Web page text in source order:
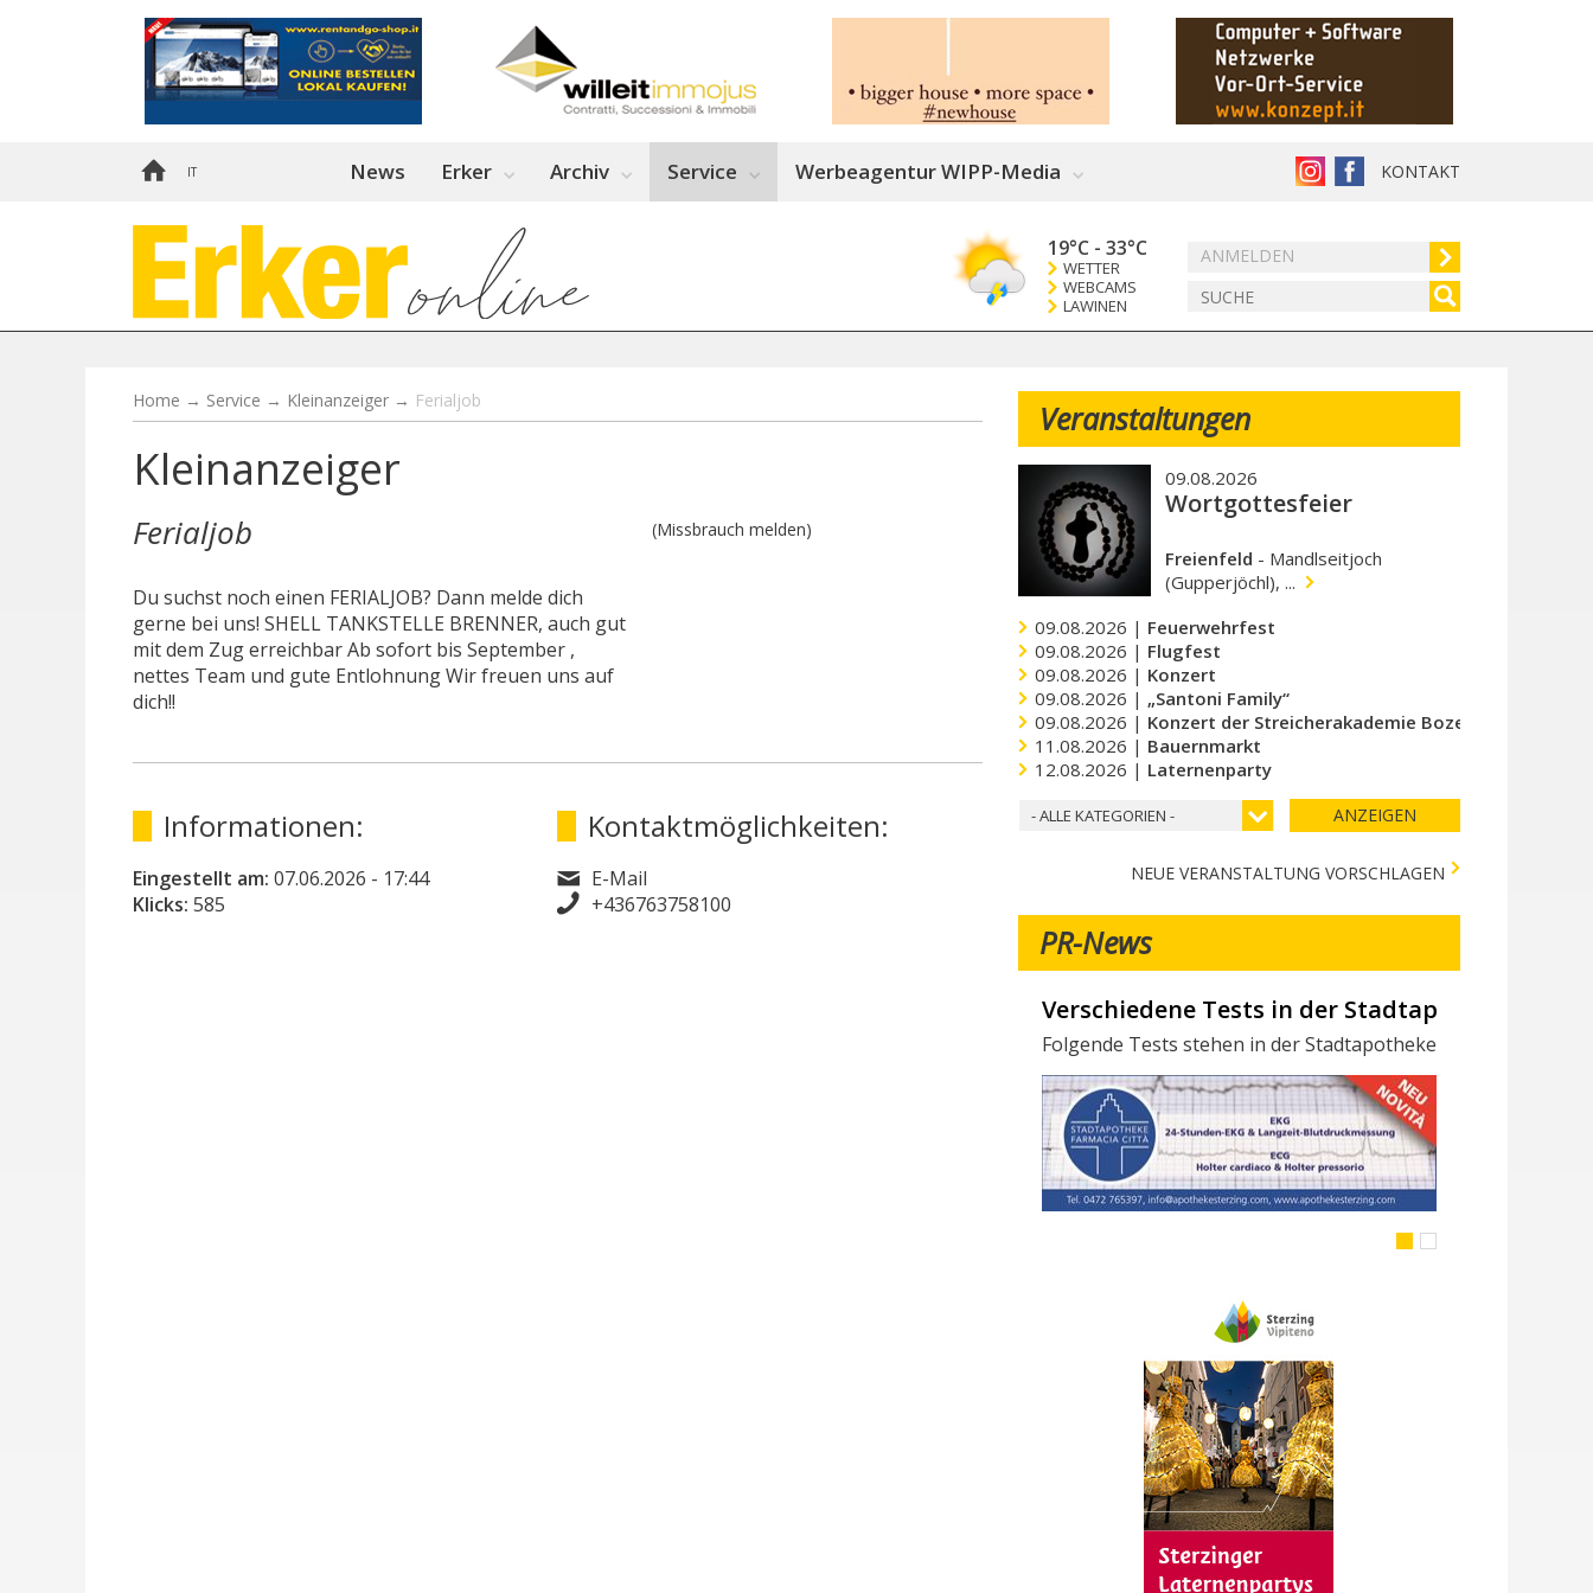
IT KONTAKT
News Erker Archiv Service Werbeagentur WIPP-Media
ANMELDEN
19°C - 33°C
WETTER
WEBCAMS
LAWINEN
Home → Service → Kleinanzeiger → Ferialjob
Kleinanzeiger
Ferialjob
Du suchst noch einen FERIALJOB? Dann melde dich
gerne bei uns! SHELL TANKSTELLE BRENNER, auch gut
mit dem Zug erreichbar Ab sofort bis September ,
nettes Team und gute Entlohnung Wir freuen uns auf
dich!!
(Missbrauch melden)
Informationen:
Eingestellt am: 07.06.2026 - 17:44
Klicks: 585
Kontaktmöglichkeiten:
E-Mail
+436763758100
Veranstaltungen
09.08.2026
Wortgottesfeier
Freienfeld - Mandlseitjoch
(Gupperjöchl), ...
09.08.2026 | Feuerwehrfest
09.08.2026 | Flugfest
09.08.2026 | Konzert
09.08.2026 | „Santoni Family“
09.08.2026 | Konzert der Streicherakademie Bozen
11.08.2026 | Bauernmarkt
12.08.2026 | Laternenparty
- ALLE KATEGORIEN - ANZEIGEN
NEUE VERANSTALTUNG VORSCHLAGEN
PR-News
Verschiedene Tests in der Stadtapotheke -
Folgende Tests stehen in der Stadtapotheke zur Verfügung:
Wir suchen Mitarbeiter/innen
Möchtest du Teil des Milchhof-Teams sein und von